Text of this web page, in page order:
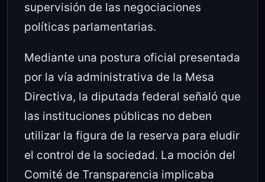
supervisión de las negociaciones
políticas parlamentarias.
Mediante una postura oficial presentada
por la vía administrativa de la Mesa
Directiva, la diputada federal señaló que
las instituciones públicas no deben
utilizar la figura de la reserva para eludir
el control de la sociedad. La moción del
Comité de Transparencia implicaba